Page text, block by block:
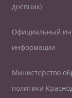
дневник)
Официальный
информации
Министерство
политики